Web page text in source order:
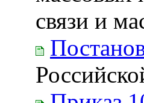
связи и